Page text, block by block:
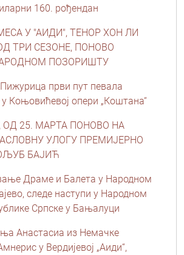
160. рођендан
У "АИДИ", ТЕНОР ХОН ЛИ
ТРИ СЕЗОНЕ, ПОНОВО
ПОЗОРИШТУ
први пут певала
Коњовићевој опери „Коштана“
ОД 25. МАРТА ПОНОВО НА
УЛОГУ ПРЕМИЈЕРНО
БАЈИЋ
Драме и Балета у Народном
следе наступи у Народном
Српске у Бањалуци
Анастасиа из Немачке
у Вердијевој „Аиди“,